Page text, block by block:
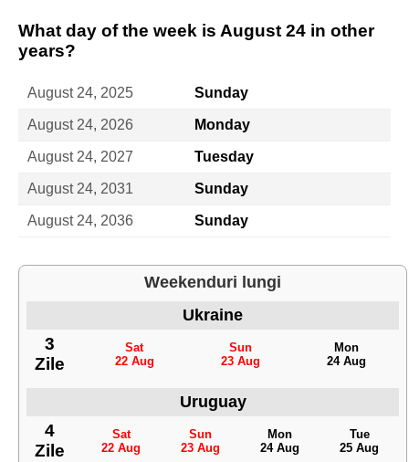
What day of the week is August 24 in other
years?
August 24, 2025 Sunday
August 24, 2026 Monday
August 24, 2027 Tuesday
August 24, 2031 Sunday
August 24, 2036 Sunday
Weekenduri lungi
Ukraine
3
Zile
Sat
22 Aug
Sun
23 Aug
Mon
24 Aug
Uruguay
4
Zile
Sat
22 Aug
Sun
23 Aug
Mon
24 Aug
Tue
25 Aug